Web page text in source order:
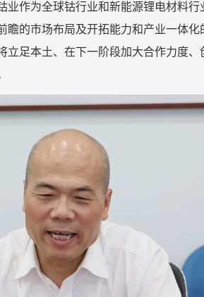
业作为全球钴行业和新能源锂电材料行
瞻的市场布局及开拓能力和产业一体化
立足本土、在下一阶段加大合作力度、